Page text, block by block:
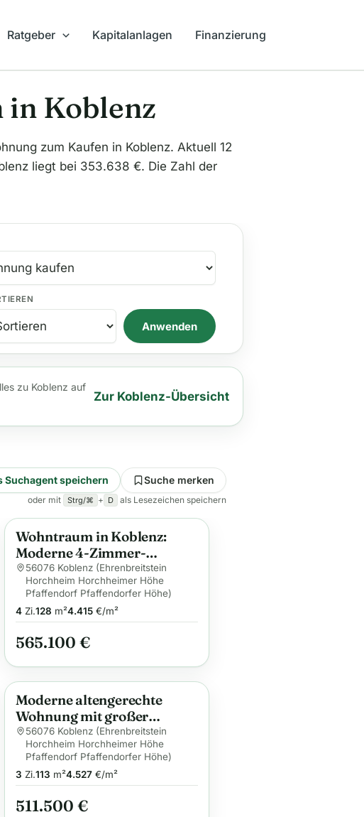
Ratgeber Kapitalanlagen Finanzierung
in Koblenz
zum Kaufen in Koblenz. Aktuell 12
liegt bei 353.638 €. Die Zahl der
Anwenden
zu Koblenz auf
Zur Koblenz-Übersicht
Suchagent speichern Suche merken
oder mit Strg/⌘ + D als Lesezeichen speichern
Anzeige
Wohntraum in Koblenz:
Moderne 4-Zimmer-
Wohnung
56076 Koblenz (Ehrenbreitstein
Horchheim Horchheimer Höhe
Pfaffendorf Pfaffendorfer Höhe)
4Zi.128 m²4.415€/m²
565.100 €
Anzeige
Moderne altengerechte
Wohnung mit großer
Terrasse im
Energiesparhaus in ruhiger
Lage
56076 Koblenz (Ehrenbreitstein
Horchheim Horchheimer Höhe
Pfaffendorf Pfaffendorfer Höhe)
3 Zi.113 m²4.527€/m²
511.500 €